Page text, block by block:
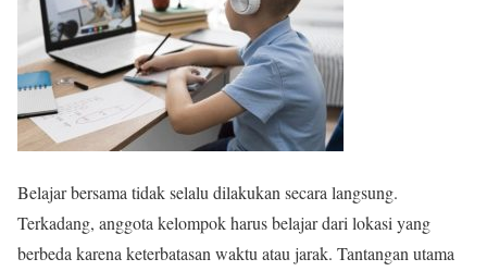
Belajar bersama tidak selalu dilakukan secara langsung.
Terkadang, anggota kelompok harus belajar dari lokasi yang
berbeda karena keterbatasan waktu atau jarak. Tantangan utama